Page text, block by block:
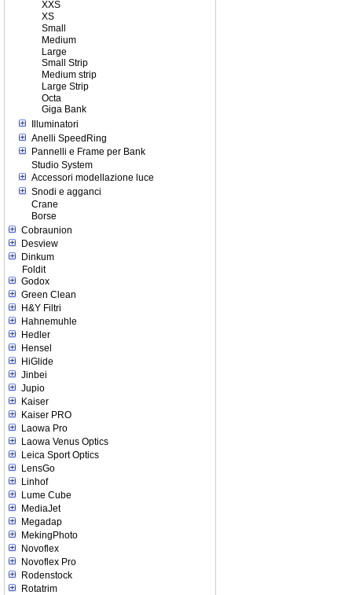
XXS
XS
Small
Medium
Large
Small Strip
Medium strip
Large Strip
Octa
Giga Bank
Illuminatori
Anelli SpeedRing
Pannelli e Frame per Bank
Studio System
Accessori modellazione luce
Snodi e agganci
Crane
Borse
Cobraunion
Desview
Dinkum
Foldit
Godox
Green Clean
H&Y Filtri
Hahnemuhle
Hedler
Hensel
HiGlide
Jinbei
Jupio
Kaiser
Kaiser PRO
Laowa Pro
Laowa Venus Optics
Leica Sport Optics
LensGo
Linhof
Lume Cube
MediaJet
Megadap
MekingPhoto
Novoflex
Novoflex Pro
Rodenstock
Rotatrim